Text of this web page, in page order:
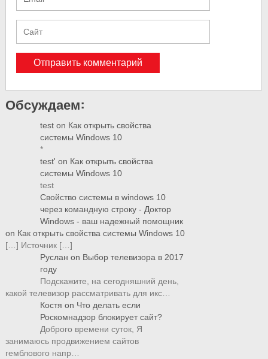
Обсуждаем:
test on Как открыть свойства
системы Windows 10
*
test' on Как открыть свойства
системы Windows 10
test
Свойство системы в windows 10
через командную строку - Доктор
Windows - ваш надежный помощник
on Как открыть свойства системы Windows 10
[…] Источник […]
Руслан on Выбор телевизора в 2017
году
Подскажите, на сегодняшний день,
какой телевизор рассматривать для икс…
Костя on Что делать если
Роскомнадзор блокирует сайт?
Доброго времени суток, Я
занимаюсь продвижением сайтов
гемблового напр…